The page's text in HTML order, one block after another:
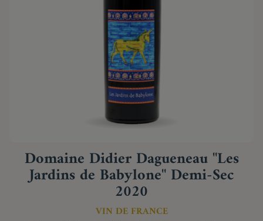
Domaine Didier Dagueneau "Les
Jardins de Babylone" Demi-Sec
2020
VIN DE FRANCE